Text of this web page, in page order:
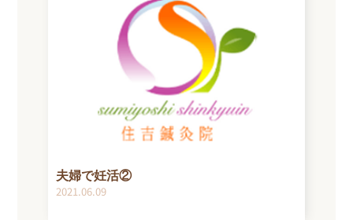
夫婦で妊活②
2021.06.09